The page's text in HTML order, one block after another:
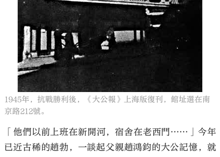
1945年，抗戰勝利後，《大公報》上海版復刊，館址選在南
京路212號。
「他們以前上班在新開河，宿舍在老西門……」今年
已近古稀的趙勃，一談起父親趙鴻鈞的大公記憶，就